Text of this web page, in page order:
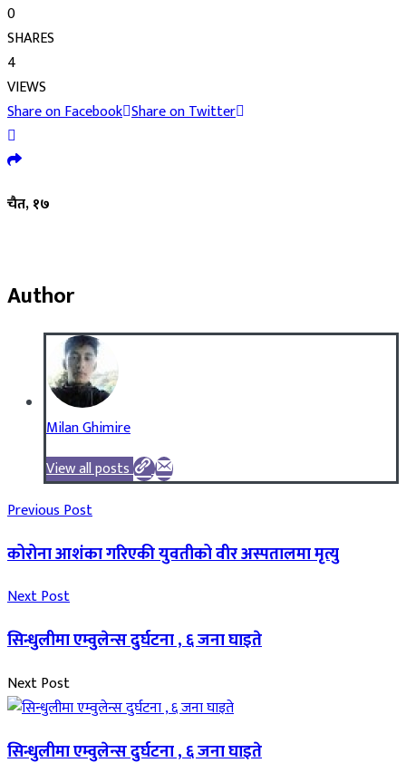
0
SHARES
4
VIEWS
Share on Facebook Share on Twitter
चैत, १७
Author
Milan Ghimire
View all posts
Previous Post
कोरोना आशंका गरिएकी युवतीको वीर अस्पतालमा मृत्यु
Next Post
सिन्धुलीमा एम्वुलेन्स दुर्घटना , ६ जना घाइते
Next Post
सिन्धुलीमा एम्वुलेन्स दुर्घटना , ६ जना घाइते